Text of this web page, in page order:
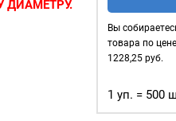
ДИАМЕТРУ.
цв.
т.никель
стм
Вы
товара по цене
1228,25 руб.
1 уп. = 500